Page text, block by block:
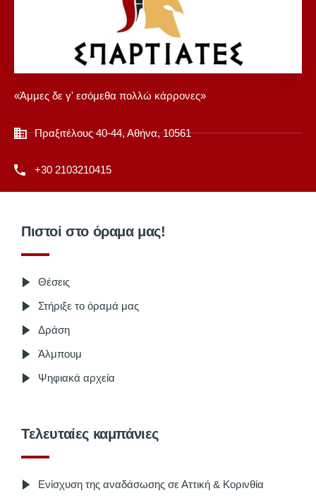
«Άμμες δε γ' εσόμεθα πολλώ κάρρονες»
Πραξιτέλους 40-44, Αθήνα, 10561
+30 2103210415
Πιστοί στο όραμα μας!
Θέσεις
Στήριξε το όραμά μας
Δράση
Άλμπουμ
Ψηφιακά αρχεία
Τελευταίες καμπάνιες
Ενίσχυση της αναδάσωσης σε Αττική & Κορινθία